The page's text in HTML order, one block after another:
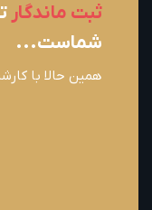
ثبت ماندگار
شماست...
همین حالا با